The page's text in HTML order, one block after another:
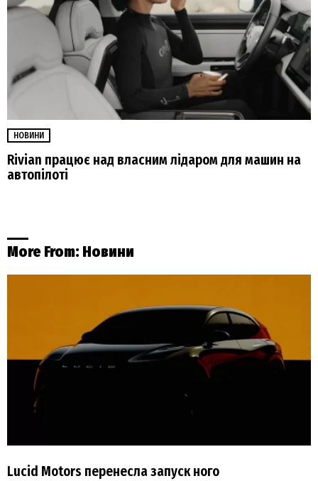
НОВИНИ
Rivian працює над власним лідаром для машин на
автопілоті
More From: Новини
Lucid Motors перенесла запуск ного